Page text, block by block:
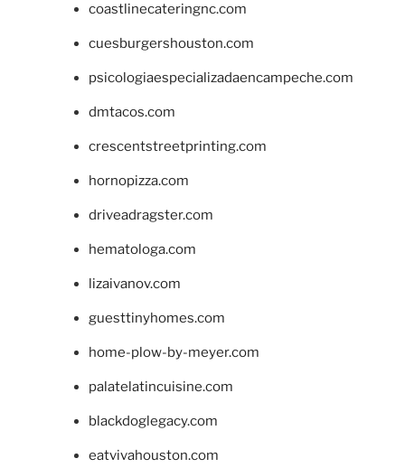
coastlinecateringnc.com
cuesburgershouston.com
psicologiaespecializadaencampeche.com
dmtacos.com
crescentstreetprinting.com
hornopizza.com
driveadragster.com
hematologa.com
lizaivanov.com
guesttinyhomes.com
home-plow-by-meyer.com
palatelatincuisine.com
blackdoglegacy.com
eatvivahouston.com